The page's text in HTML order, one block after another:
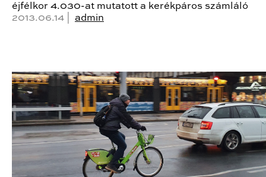
éjfélkor 4.030-at mutatott a kerékpáros számláló
2013.06.14 | admin